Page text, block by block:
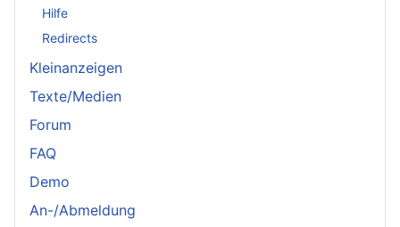
Hilfe
Redirects
Kleinanzeigen
Texte/Medien
Forum
FAQ
Demo
An-/Abmeldung